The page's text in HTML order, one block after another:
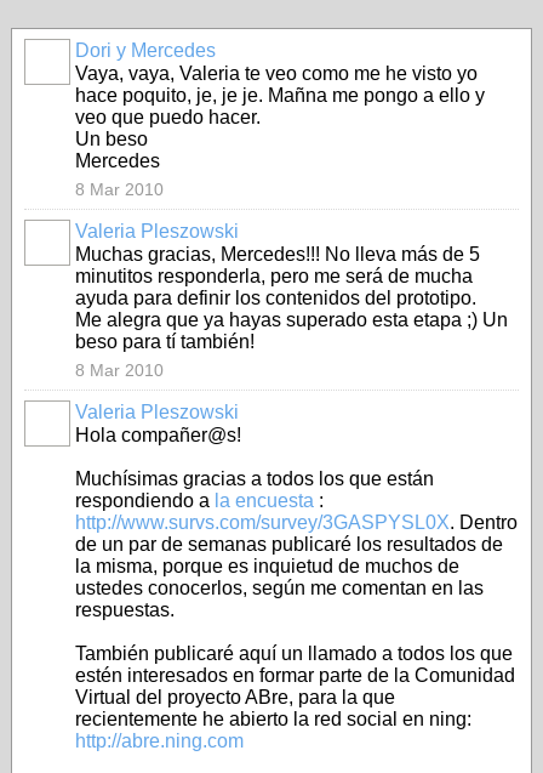
Dori y Mercedes
Vaya, vaya, Valeria te veo como me he visto yo
hace poquito, je, je je. Mañna me pongo a ello y
veo que puedo hacer.
Un beso
Mercedes
8 Mar 2010
Valeria Pleszowski
Muchas gracias, Mercedes!!! No lleva más de 5
minutitos responderla, pero me será de mucha
ayuda para definir los contenidos del prototipo.
Me alegra que ya hayas superado esta etapa ;) Un
beso para tí también!
8 Mar 2010
Valeria Pleszowski
Hola compañer@s!
Muchísimas gracias a todos los que están
respondiendo a la encuesta :
http://www.survs.com/survey/3GASPYSL0X. Dentro
de un par de semanas publicaré los resultados de
la misma, porque es inquietud de muchos de
ustedes conocerlos, según me comentan en las
respuestas.
También publicaré aquí un llamado a todos los que
estén interesados en formar parte de la Comunidad
Virtual del proyecto ABre, para la que
recientemente he abierto la red social en ning:
http://abre.ning.com